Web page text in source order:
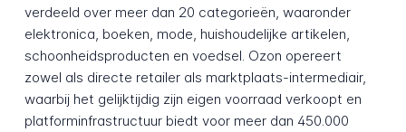
verdeeld over meer dan 20 categorieën, waaronder
elektronica, boeken, mode, huishoudelijke artikelen,
schoonheidsproducten en voedsel. Ozon opereert
zowel als directe retailer als marktplaats-intermediair,
waarbij het gelijktijdig zijn eigen voorraad verkoopt en
platforminfrastructuur biedt voor meer dan 450.000